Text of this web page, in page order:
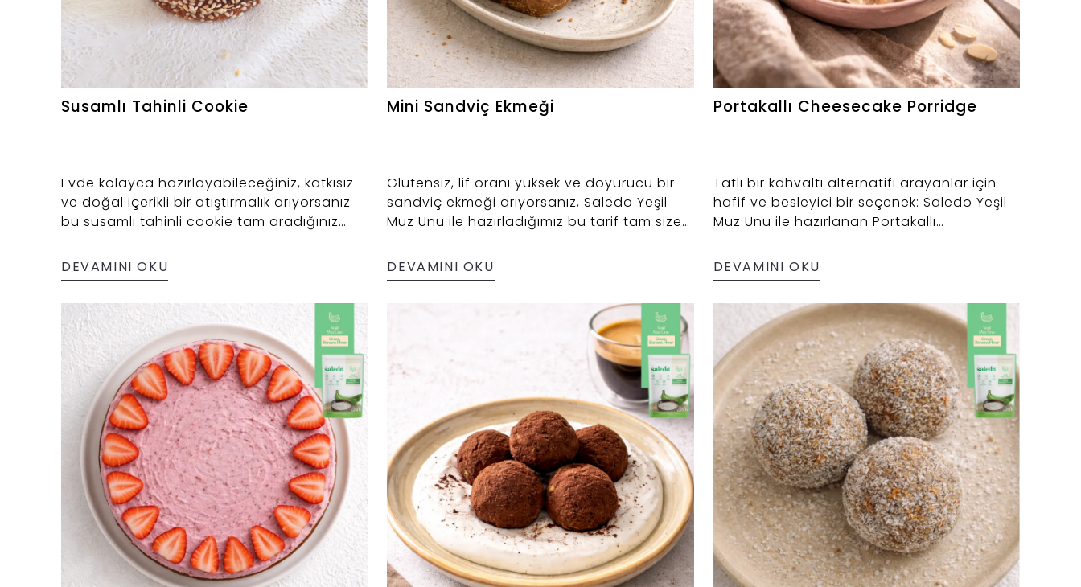
Susamlı Tahinli Cookie
Evde kolayca hazırlayabileceğiniz, katkısız
ve doğal içerikli bir atıştırmalık arıyorsanız
bu susamlı tahinli cookie tam aradığınız
DEVAMINI OKU
Mini Sandviç Ekmeği
Glütensiz, lif oranı yüksek ve doyurucu bir
sandviç ekmeği arıyorsanız, Saledo Yeşil
Muz Unu ile hazırladığımız bu tarif tam size
sayesinde bağırsak dostu, badem ve yulaf
unuyla ise yumuşak dokulu ve besleyici bir
DEVAMINI OKU
Portakallı Cheesecake Porridge
Tatlı bir kahvaltı alternatifi arayanlar için
hafif ve besleyici bir seçenek: Saledo Yeşil
Muz Unu ile hazırlanan Portakallı
DEVAMINI OKU